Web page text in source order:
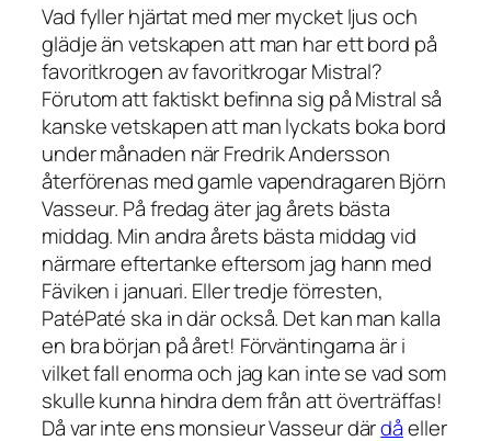
Vad fyller hjärtat med mer mycket ljus och
glädje än vetskapen att man har ett bord på
favoritkrogen av favoritkrogar Mistral?
Förutom att faktiskt befinna sig på Mistral så
kanske vetskapen att man lyckats boka bord
under månaden när Fredrik Andersson
återförenas med gamle vapendragaren Björn
Vasseur. På fredag äter jag årets bästa
middag. Min andra årets bästa middag vid
närmare eftertanke eftersom jag hann med
Fäviken i januari. Eller tredje förresten,
PatéPaté ska in där också. Det kan man kalla
en bra början på året! Förväntingarna är i
vilket fall enorma och jag kan inte se vad som
skulle kunna hindra dem från att överträffas!
Då var inte ens monsieur Vasseur därdåeller